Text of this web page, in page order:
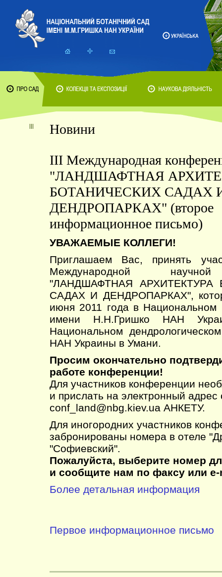
Новини
III Международная
"ЛАНДШАФТНАЯ
БОТАНИЧЕСКИХ САДАХ
ДЕНДРОПАРКАХ" (второе
информационное письмо)
УВАЖАЕМЫЕ КОЛЛЕГИ!
Приглашаем Вас, принять
Международной
"ЛАНДШАФТНАЯ АРХИТЕКТУРА
САДАХ И ДЕНДРОПАРКАХ",
июня 2011 года в Национальном
имени Н.Н.Гришко НАН
Национальном
НАН Украины в Умани.
Просим окончательно
работе конференции!
Для участников конференции
и прислать на электронный адрес
conf_land@nbg.kiev.ua АНКЕТУ.
Для иногородних участников
забронированы номера в отеле
"Софиевский".
Пожалуйста, выберите номер
и сообщите нам по факсу или e-
Более детальная информация
Первое информационное письмо